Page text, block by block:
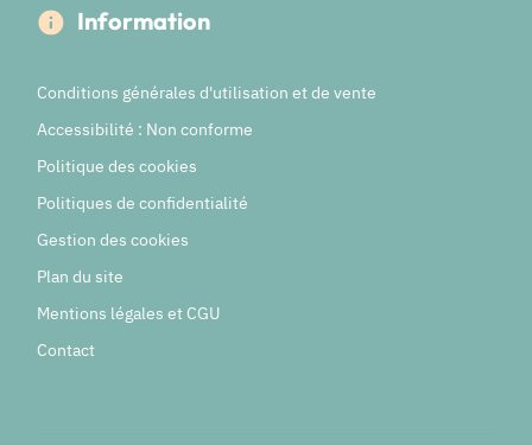
Information
Conditions générales d'utilisation et de vente
Accessibilité : Non conforme
Politique des cookies
Politiques de confidentialité
Gestion des cookies
Plan du site
Mentions légales et CGU
Contact